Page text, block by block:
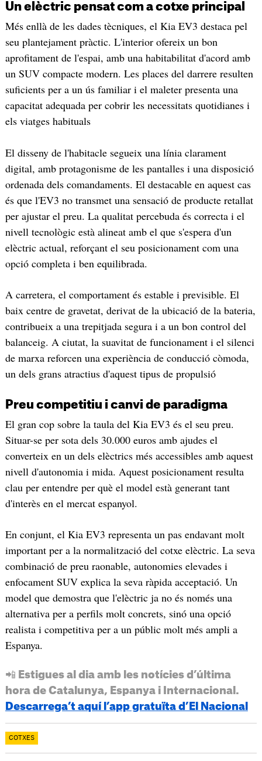
Un elèctric pensat com a cotxe principal
Més enllà de les dades tècniques, el Kia EV3 destaca pel
seu plantejament pràctic. L'interior ofereix un bon
aprofitament de l'espai, amb una habitabilitat d'acord amb
un SUV compacte modern. Les places del darrere resulten
suficients per a un ús familiar i el maleter presenta una
capacitat adequada per cobrir les necessitats quotidianes i
els viatges habituals
El disseny de l'habitacle segueix una línia clarament
digital, amb protagonisme de les pantalles i una disposició
ordenada dels comandaments. El destacable en aquest cas
és que l'EV3 no transmet una sensació de producte retallat
per ajustar el preu. La qualitat percebuda és correcta i el
nivell tecnològic està alineat amb el que s'espera d'un
elèctric actual, reforçant el seu posicionament com una
opció completa i ben equilibrada.
A carretera, el comportament és estable i previsible. El
baix centre de gravetat, derivat de la ubicació de la bateria,
contribueix a una trepitjada segura i a un bon control del
balanceig. A ciutat, la suavitat de funcionament i el silenci
de marxa reforcen una experiència de conducció còmoda,
un dels grans atractius d'aquest tipus de propulsió
Preu competitiu i canvi de paradigma
El gran cop sobre la taula del Kia EV3 és el seu preu.
Situar-se per sota dels 30.000 euros amb ajudes el
converteix en un dels elèctrics més accessibles amb aquest
nivell d'autonomia i mida. Aquest posicionament resulta
clau per entendre per què el model està generant tant
d'interès en el mercat espanyol.
En conjunt, el Kia EV3 representa un pas endavant molt
important per a la normalització del cotxe elèctric. La seva
combinació de preu raonable, autonomies elevades i
enfocament SUV explica la seva ràpida acceptació. Un
model que demostra que l'elèctric ja no és només una
alternativa per a perfils molt concrets, sinó una opció
realista i competitiva per a un públic molt més ampli a
Espanya.
📲 Estigues al dia amb les notícies d’última
hora de Catalunya, Espanya i Internacional.
Descarrega’t aquí l’app gratuïta d’El Nacional
COTXES